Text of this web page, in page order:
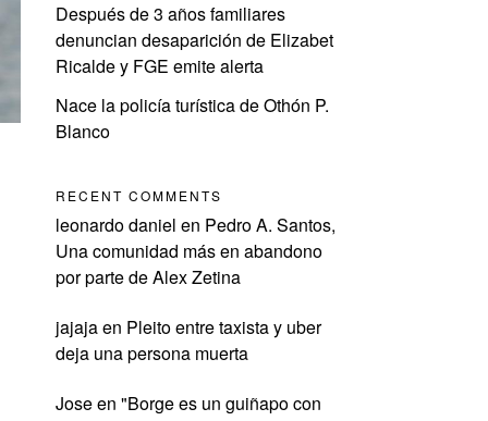
Después de 3 años familiares
denuncian desaparición de Elizabet
Ricalde y FGE emite alerta
Nace la policía turística de Othón P.
Blanco
RECENT COMMENTS
leonardo daniel en Pedro A. Santos,
Una comunidad más en abandono
por parte de Alex Zetina
jajajaen Pleito entre taxista y uber
deja una persona muerta
Joseen "Borge es un guiñapo con